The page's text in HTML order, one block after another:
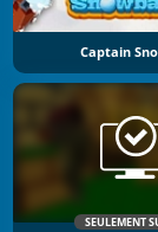
Captain
SEULEMENT